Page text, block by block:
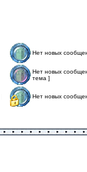
Нет новых
Нет новых
тема ]
Нет новых